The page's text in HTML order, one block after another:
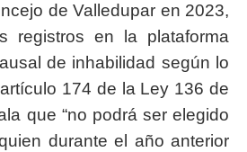
de Valledupar en 2023,
registros en la plataforma
de inhabilidad según lo
174 de la Ley 136 de
que “no podrá ser elegido
durante el año anterior